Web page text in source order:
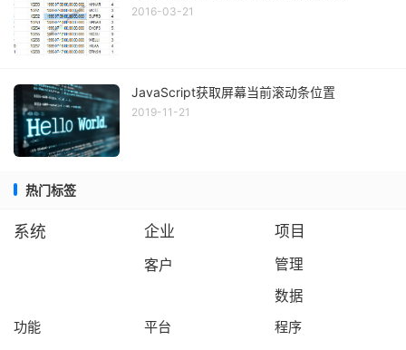
2016-03-21
JavaScript获取屏幕当前滚动条位置
2019-11-21
热门标签
系统 企业
项目
客户
管理
数据
功能
平台
程序